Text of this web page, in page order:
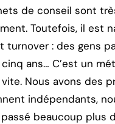
de conseil sont
Toutefois, il est
turnover : des gens
ans… C’est un
Nous avons des
indépendants,
beaucoup plus